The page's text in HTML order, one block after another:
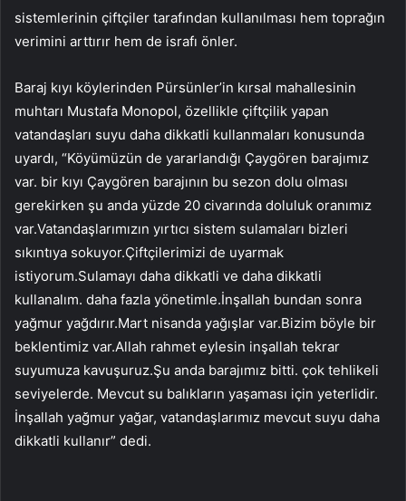
sistemlerinin çiftçiler tarafından kullanılması hem toprağın
verimini arttırır hem de israfı önler.
Baraj kıyı köylerinden Pürsünler’in kırsal mahallesinin
muhtarı Mustafa Monopol, özellikle çiftçilik yapan
vatandaşları suyu daha dikkatli kullanmaları konusunda
uyardı, “Köyümüzün de yararlandığı Çaygören barajımız
var. bir kıyı Çaygören barajının bu sezon dolu olması
gerekirken şu anda yüzde 20 civarında doluluk oranımız
var.Vatandaşlarımızın yırtıcı sistem sulamaları bizleri
sıkıntıya sokuyor.Çiftçilerimizi de uyarmak
istiyorum.Sulamayı daha dikkatli ve daha dikkatli
kullanalım. daha fazla yönetimle.İnşallah bundan sonra
yağmur yağdırır.Mart nisanda yağışlar var.Bizim böyle bir
beklentimiz var.Allah rahmet eylesin inşallah tekrar
suyumuza kavuşuruz.Şu anda barajımız bitti. çok tehlikeli
seviyelerde. Mevcut su balıkların yaşaması için yeterlidir.
İnşallah yağmur yağar, vatandaşlarımız mevcut suyu daha
dikkatli kullanır” dedi.